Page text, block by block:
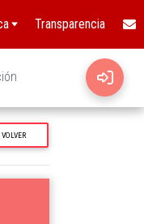
Transparencia
VOLVER